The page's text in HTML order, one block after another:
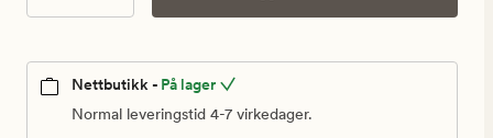
Nettbutikk - På lager
Normal leveringstid 4-7 virkedager.